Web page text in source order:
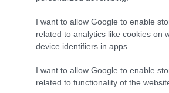
I want to allow Google to enable
related to analytics like cookies on
device identifiers in apps.
I want to allow Google to enable
related to functionality of the
Hogy kerül a Rolls-Royce a